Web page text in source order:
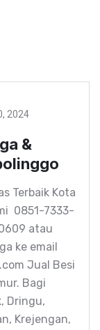
2024
&
Terbaik Kota
0851-7333-
atau
ke email
Jual Besi
Bagi
Dringu,
Krejengan,